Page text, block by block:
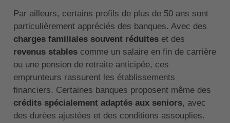
Par ailleurs, certains profils de plus de 50 ans sont
particulièrement appréciés des banques. Avec des
charges familiales souvent réduiteset des
revenus stables comme un salaire en fin de carrière
ou une pension de retraite anticipée, ces
emprunteurs rassurent les établissements
financiers. Certaines banques proposent même des
crédits spécialement adaptés aux seniors, avec
des durées ajustées et des conditions assouplies.